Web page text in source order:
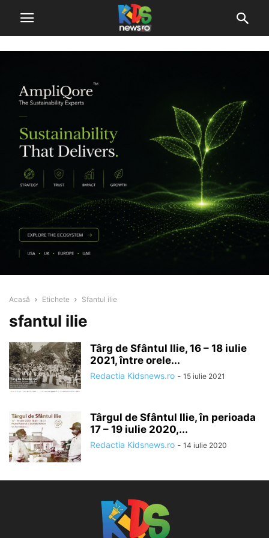
Acasă Etichete Sfantul ilie
sfantul ilie
Târg de Sfântul Ilie, 16 – 18 iulie
2021, între orele...
Redactia Kidsnews.ro - 15 iulie 2021
Târgul de Sfântul Ilie, în perioada
17 – 19 iulie 2020,...
Redactia Kidsnews.ro - 14 iulie 2020